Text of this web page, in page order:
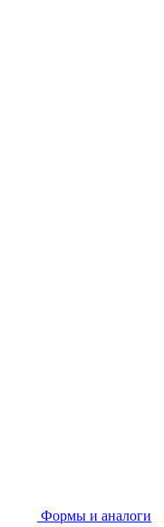
Формы и аналоги